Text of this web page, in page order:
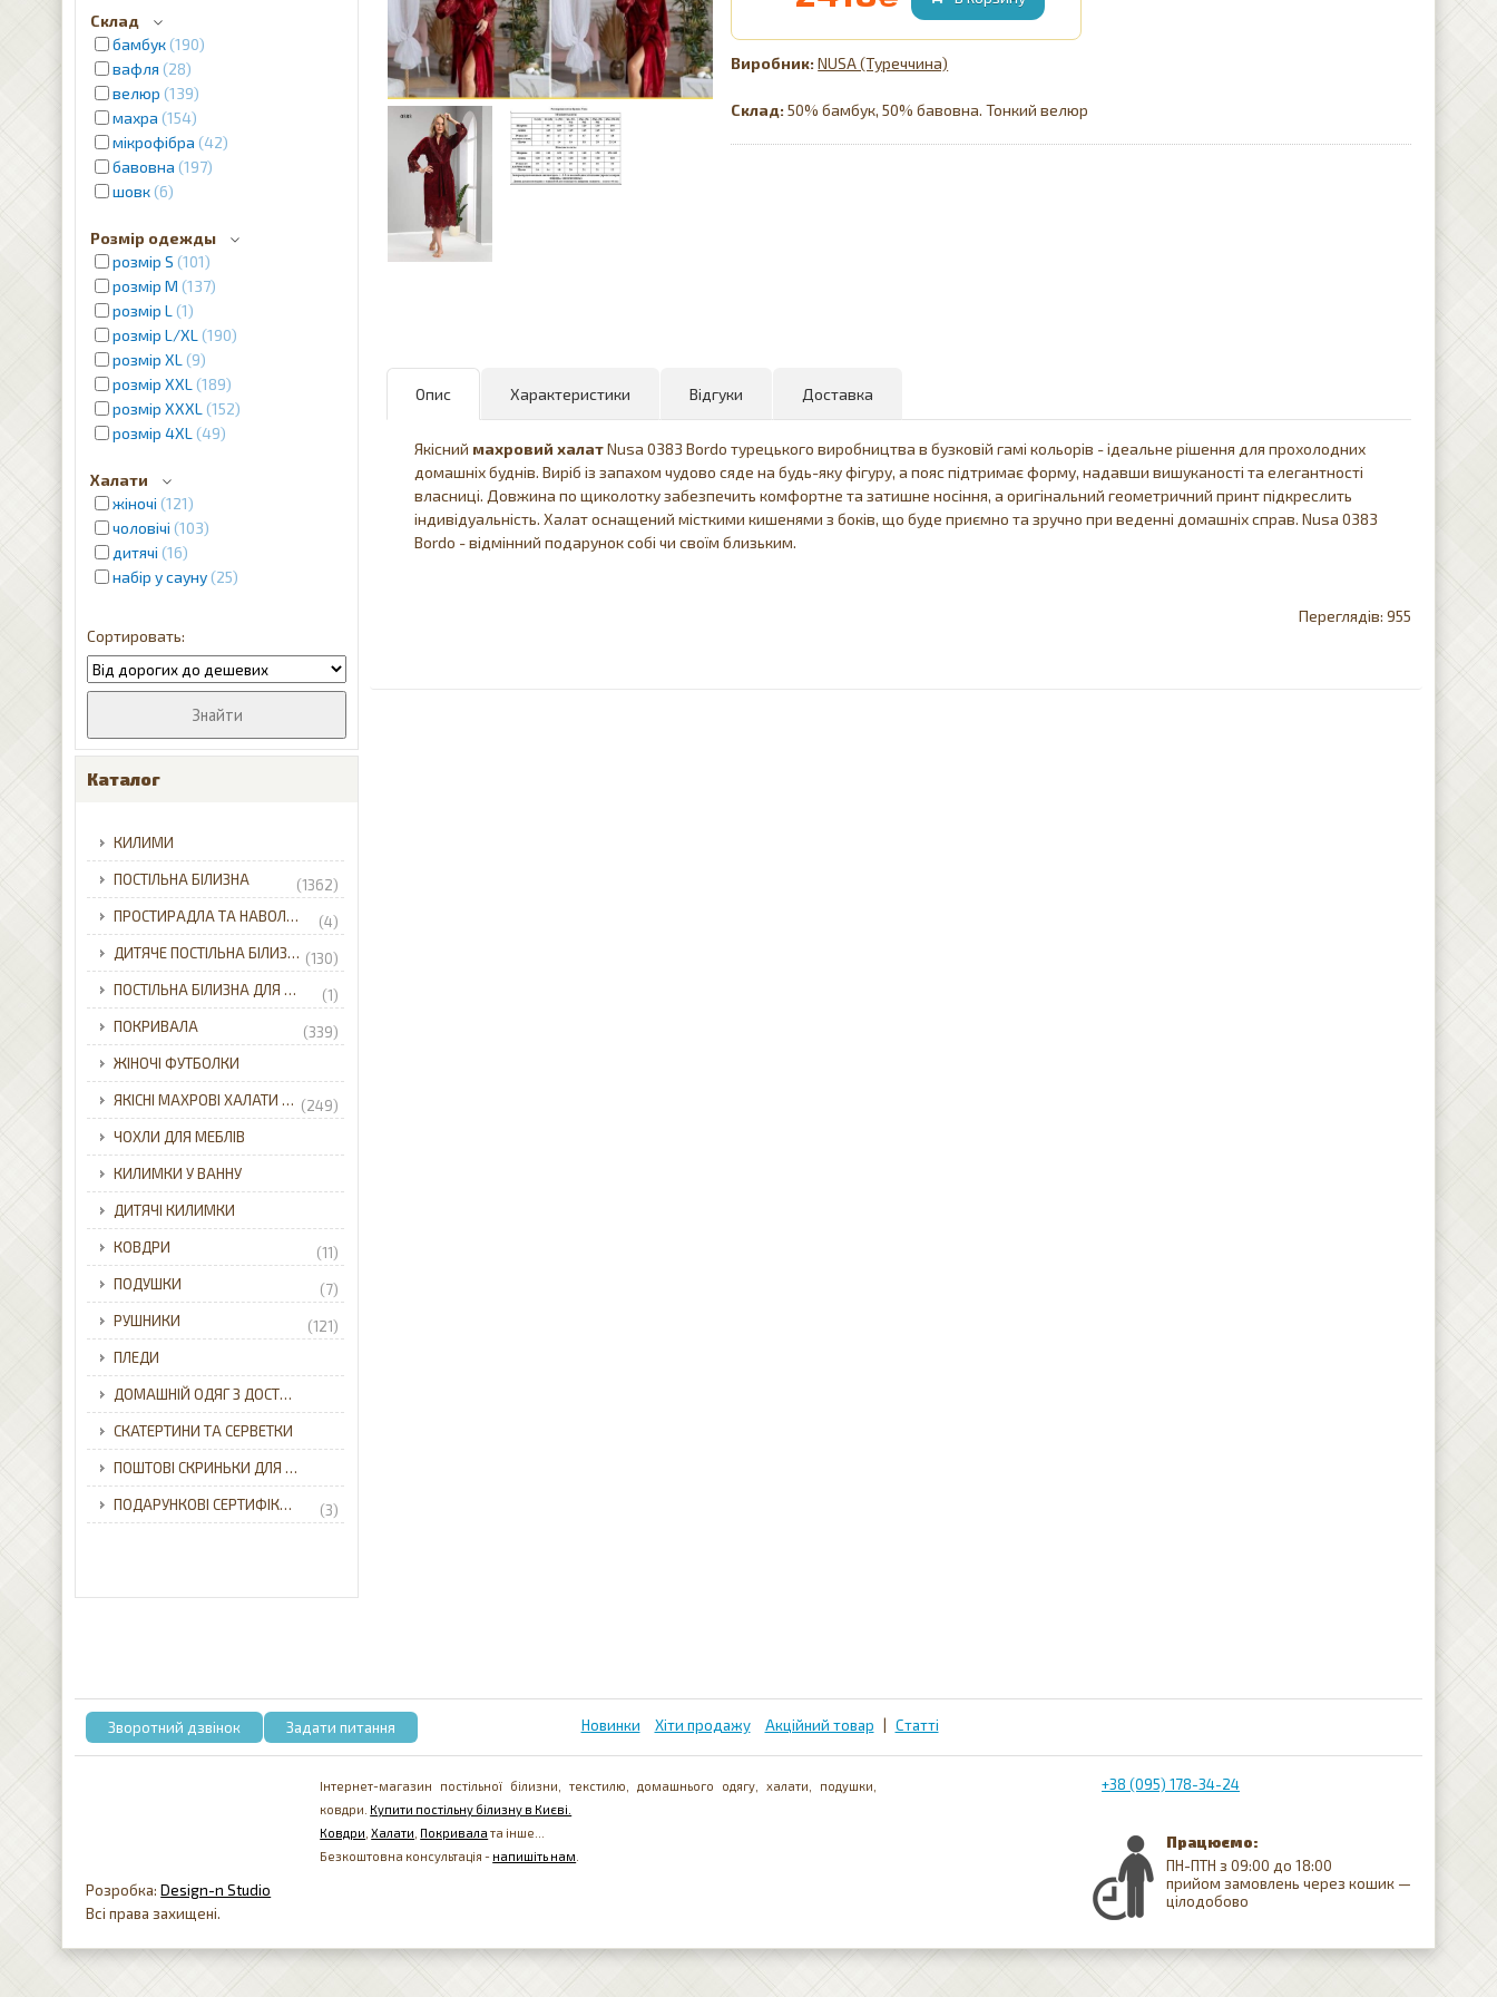
Склад
бамбук 190
вафля 28
велюр 139
махра 154
мікрофібра 42
бавовна 197
шовк 6
Розмір одежды
розмір S 101
розмір M 137
розмір L
1
розмір L/XL
190
розмір XL
9
розмір XXL
189
розмір XXXL
152
розмір 4XL
49
Халати
жіночі 121
чоловічі 103
дитячі 16
набір у сауну 25
Каталог
КИЛИМИ
ПОСТІЛЬНА БІЛИЗНА
(1362)
ПРОСТИРАДЛА ТА НАВОЛОЧКИ
(4)
ДИТЯЧЕ ПОСТІЛЬНА БІЛИЗНА (130)
ПОСТІЛЬНА БІЛИЗНА ДЛЯ НЕМОВЛЯТ
(1)
ПОКРИВАЛА
(339)
ЖІНОЧІ ФУТБОЛКИ
ЯКІСНІ МАХРОВІ ХАЛАТИ ДЛЯ ВСІЄЇ РОДИНИ З ДОСТАВКОЮ ПО УКРАЇНІ. (249)
ЧОХЛИ ДЛЯ МЕБЛІВ
КИЛИМКИ У ВАННУ
ДИТЯЧІ КИЛИМКИ
КОВДРИ
(11)
ПОДУШКИ
(7)
РУШНИКИ
(121)
ПЛЕДИ
ДОМАШНІЙ ОДЯГ З ДОСТАВКОЮ ПО УКРАЇНІ.
СКАТЕРТИНИ ТА СЕРВЕТКИ
ПОШТОВІ СКРИНЬКИ ДЛЯ ПРИВАТНОГО БУДИНКУ З ДОСТАВКОЮ ПО УКРАЇНІ.
ПОДАРУНКОВІ СЕРТИФІКАТИ (3)
NUSA (Туреччина)
Склад:50% бамбук, 50% бавовна. Тонкий велюр
Опис Характеристики Відгуки Доставка
Якісний махровий халатNusa 0383 Bordo турецького виробництва в бузковій гамі кольорів - ідеальне рішення для прохолодних
домашніх буднів. Виріб із запахом чудово сяде на будь-яку фігуру, а пояс підтримає форму, надавши вишуканості та елегантності
власниці. Довжина по щиколотку забезпечить комфортне та затишне носіння, а оригінальний геометричний принт підкреслить
індивідуальність. Халат оснащений місткими кишенями з боків, що буде приємно та зручно при веденні домашніх справ. Nusa 0383
Bordo - відмінний подарунок собі чи своїм близьким.
955
Новинки Хіти продажу Акційний товар Статті
+38 (095) 178-34-24
Зворотний дзвінок Задати питання
Працюємо:
ПН-ПТН з 09:00 до 18:00
прийом замовлень через кошик —
цілодобово
Інтернет-магазин постільної білизни, текстилю, домашнього одягу, халати, подушки,
ковдри. Купити постільну білизну в Києві.
Ковдри ,Халати Покривала та інше...
Безкоштовна консультація - напишіть нам
Розробка:Design-n Studio
Всі права захищені.